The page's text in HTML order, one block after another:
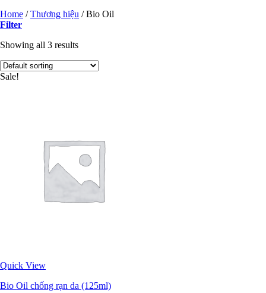
Home / Thương hiệu /Bio Oil
Filter
Showing all 3 results
Sale!
Quick View
Bio Oil chống rạn da (125ml)